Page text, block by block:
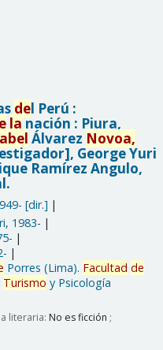
del Perú :
lanación : Piura,
Álvarez Novoa,
George Yuri
Ramírez Angulo,
[dir.]
, 1983-
Porres (Lima). Facultad de
Turismo y Psicología
literaria: No es ficción ;